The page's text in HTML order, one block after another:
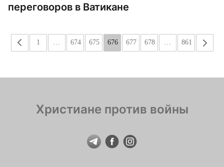
переговоров в Ватикане
« 1 674 675 676 677 678 861 »
Христиане против войны